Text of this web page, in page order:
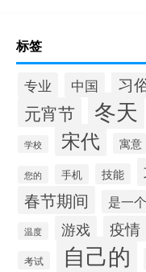
标签
专业 中国 习
元宵节 冬天
学校 宋代 寓意
您的 手机 技能
春节期间 是一个
温度 游戏 疫情
考试 自己的